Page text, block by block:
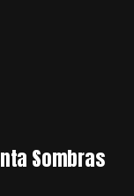
Sombras